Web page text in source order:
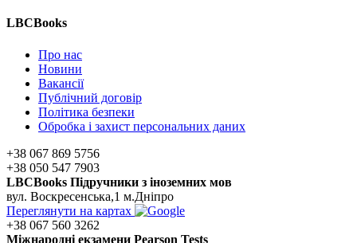
LBCBooks
Про нас
Новини
Вакансії
Публічний договір
Політика безпеки
Обробка і захист персональних даних
+38 067 869 5756
+38 050 547 7903
LBCBooks Підручники з іноземних мов
вул. Воскресенська,1 м.Дніпро
Переглянути на картах
+38 067 560 3262
Мiжнароднi екзамени Pearson Tests